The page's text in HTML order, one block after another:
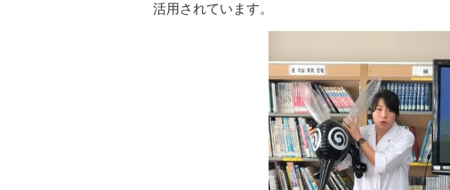
活用されています。